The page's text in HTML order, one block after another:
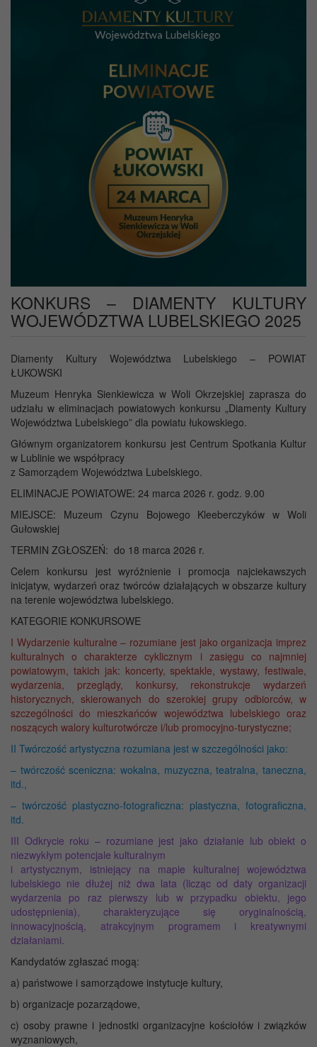
KONKURS – DIAMENTY KULTURY
WOJEWÓDZTWA LUBELSKIEGO 2025
Diamenty Kultury Województwa Lubelskiego – POWIAT
ŁUKOWSKI
Muzeum Henryka Sienkiewicza w Woli Okrzejskiej zaprasza do
udziału w eliminacjach powiatowych konkursu „Diamenty Kultury
Województwa Lubelskiego” dla powiatu łukowskiego.
Głównym organizatorem konkursu jest Centrum Spotkania Kultur
w Lublinie we współpracy
z Samorządem Województwa Lubelskiego.
ELIMINACJE POWIATOWE: 24 marca 2026 r. godz. 9.00
MIEJSCE: Muzeum Czynu Bojowego Kleeberczyków w Woli
Gułowskiej
TERMIN ZGŁOSZEŃ: do 18 marca 2026 r.
Celem konkursu jest wyróżnienie i promocja najciekawszych
inicjatyw, wydarzeń oraz twórców działających w obszarze kultury
na terenie województwa lubelskiego.
KATEGORIE KONKURSOWE
I Wydarzenie kulturalne – rozumiane jest jako organizacja imprez
kulturalnych o charakterze cyklicznym i zasięgu co najmniej
powiatowym, takich jak: koncerty, spektakle, wystawy, festiwale,
wydarzenia, przeglądy, konkursy, rekonstrukcje wydarzeń
historycznych, skierowanych do szerokiej grupy odbiorców, w
szczególności do mieszkańców województwa lubelskiego oraz
noszących walory kulturotwórcze i/lub promocyjno-turystyczne;
II Twórczość artystyczna rozumiana jest w szczególności jako:
– twórczość sceniczna: wokalna, muzyczna, teatralna, taneczna,
itd.,
– twórczość plastyczno-fotograficzna: plastyczna, fotograficzna,
itd.
III Odkrycie roku – rozumiane jest jako działanie lub obiekt o
niezwykłym potencjale kulturalnym
i artystycznym, istniejący na mapie kulturalnej województwa
lubelskiego nie dłużej niż dwa lata (licząc od daty organizacji
wydarzenia po raz pierwszy lub w przypadku obiektu, jego
udostępnienia), charakteryzujące się oryginalnością,
innowacyjnością, atrakcyjnym programem i kreatywnymi
działaniami.
Kandydatów zgłaszać mogą:
a) państwowe i samorządowe instytucje kultury,
b) organizacje pozarządowe,
c) osoby prawne i jednostki organizacyjne kościołów i związków
wyznaniowych,